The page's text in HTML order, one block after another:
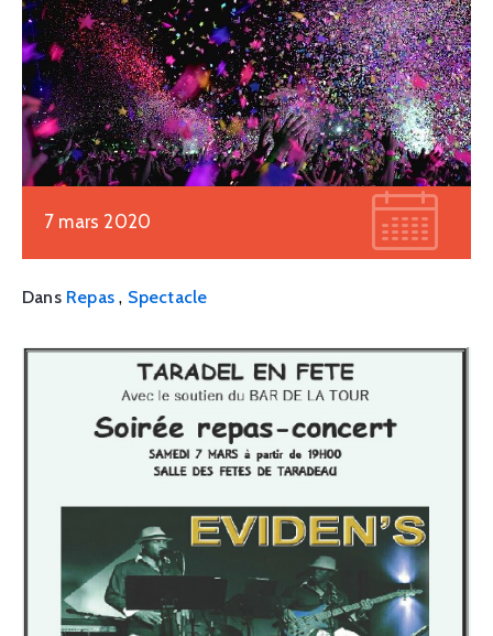
7 mars 2020
Dans Repas , Spectacle